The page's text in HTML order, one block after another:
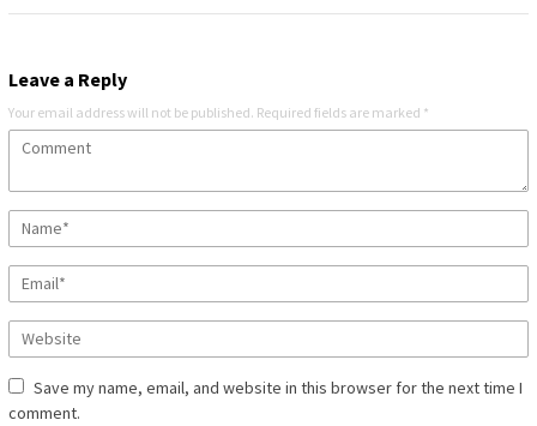
Leave a Reply
Your email address will not be published. Required fields are marked *
Save my name, email, and website in this browser for the next time I
comment.